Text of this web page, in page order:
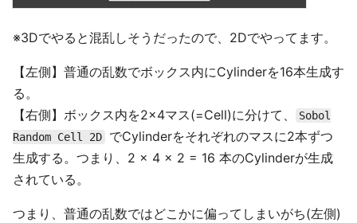
※3Dでやると混乱しそうだったので、2Dでやってます。
【左側】普通の乱数でボックス内にCylinderを16本生成す
る。
【右側】ボックス内を2×4マス(=Cell)に分けて、
Sobol
Random Cell 2D
でCylinderをそれぞれのマスに2本ずつ
生成する。つまり、2 × 4 × 2 = 16 本のCylinderが生成
されている。
つまり、普通の乱数ではどこかに偏ってしまいがち(左側)